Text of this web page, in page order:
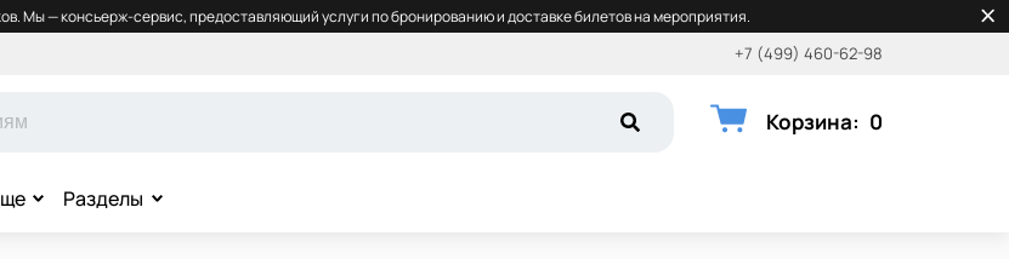
Мы — консьерж-сервис, предоставляющий услуги по бронированию и доставке билетов на мероприятия.
+7 (499) 460-62-98
Корзина: 0
Разделы